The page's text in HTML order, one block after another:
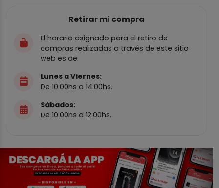
Retirar mi compra
El horario asignado para el retiro de
compras realizadas a través de este sitio
web es de:
Lunes a Viernes:
De 10:00hs a 14:00hs.
Sábados:
De 10:00hs a 12:00hs.